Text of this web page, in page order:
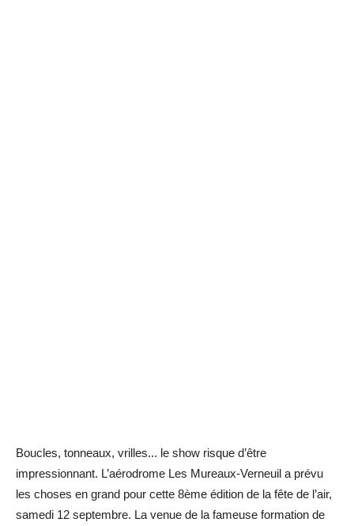
Boucles, tonneaux, vrilles... le show risque d’être
impressionnant. L’aérodrome Les Mureaux-Verneuil a prévu
les choses en grand pour cette 8ème édition de la fête de l’air,
samedi 12 septembre. La venue de la fameuse formation de